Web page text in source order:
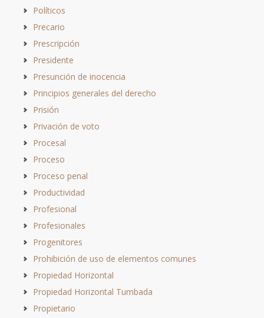
Políticos
Precario
Prescripción
Presidente
Presunción de inocencia
Principios generales del derecho
Prisión
Privación de voto
Procesal
Proceso
Proceso penal
Productividad
Profesional
Profesionales
Progenitores
Prohibición de uso de elementos comunes
Propiedad Horizontal
Propiedad Horizontal Tumbada
Propietario